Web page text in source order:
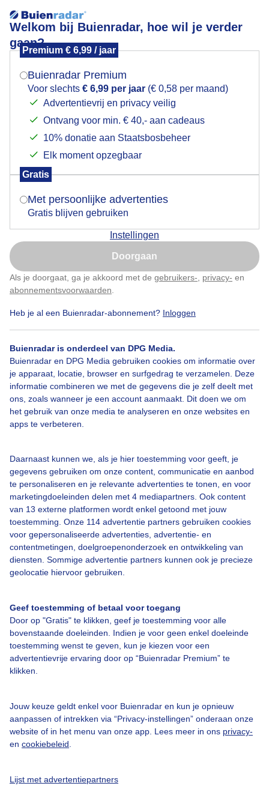
Welkom bij Buienradar, hoe wil je verder
gaan?
Premium € 6,99 / jaar
Buienradar Premium
Voor slechts € 6,99 per jaar (€ 0,58 per maand)
Advertentievrij en privacy veilig
Ontvang voor min. € 40,- aan cadeaus
10% donatie aan Staatsbosbeheer
Elk moment opzegbaar
Gratis
Met persoonlijke advertenties
Gratis blijven gebruiken
Instellingen
Doorgaan
Als je doorgaat, ga je akkoord met de gebruikers- privacy- en
abonnementsvoorwaarden
Heb je al een Buienradar-abonnement? Inloggen
Buienradar is onderdeel van DPG Media.
Buienradar en DPG Media gebruiken cookies om informatie over
je apparaat, locatie, browser en surfgedrag te verzamelen. Deze
informatie combineren we met de gegevens die je zelf deelt met
ons, zoals wanneer je een account aanmaakt. Dit doen we om
het gebruik van onze media te analyseren en onze websites en
apps te verbeteren.
Daarnaast kunnen we, als je hier toestemming voor geeft, je
gegevens gebruiken om onze content, communicatie en aanbod
te personaliseren en je relevante advertenties te tonen, en voor
marketingdoeleinden delen met 4 mediapartners. Ook content
van 13 externe platformen wordt enkel getoond met jouw
toestemming. Onze 114 advertentie partners gebruiken cookies
voor gepersonaliseerde advertenties, advertentie- en
contentmetingen, doelgroepenonderzoek en ontwikkeling van
diensten. Sommige advertentie partners kunnen ook je precieze
geolocatie hiervoor gebruiken.
Geef toestemming of betaal voor toegang
Door op "Gratis" te klikken, geef je toestemming voor alle
bovenstaande doeleinden. Indien je voor geen enkel doeleinde
toestemming wenst te geven, kun je kiezen voor een
advertentievrije ervaring door op “Buienradar Premium” te
klikken.
Jouw keuze geldt enkel voor Buienradar en kun je opnieuw
aanpassen of intrekken via “Privacy-instellingen” onderaan onze
website of in het menu van onze app. Lees meer in ons privacy-
en cookiebeleid
Lijst met advertentiepartners
Winterjassen Mutsen Dekens Regenjassen aan zee
Door: John Dalhuijsen
Bekijk slideshow
Een moment geduld aub...
Over Buienradar
Bedrijfsgegevens
Veelgestelde vragen
Contact
Gebruikersvoorwaarden
Buienradar Team
Privacy instellingen
Gratis weerdata
Mogen we je locatie gebruiken voor het
Indien je hier nog geen akkoord op hebt gegeven,
verschijnt er zo een pop-up uit je browser waarin
Is goed, toon de popup
Nu niet, misschien later
Klik hierom dit aan te passen